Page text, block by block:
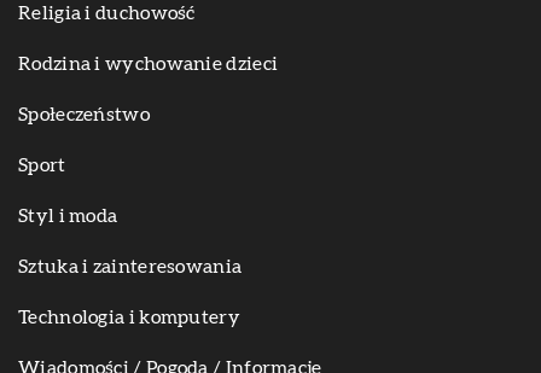
Religia i duchowość
Rodzina i wychowanie dzieci
Społeczeństwo
Sport
Styl i moda
Sztuka i zainteresowania
Technologia i komputery
Wiadomości / Pogoda / Informacje